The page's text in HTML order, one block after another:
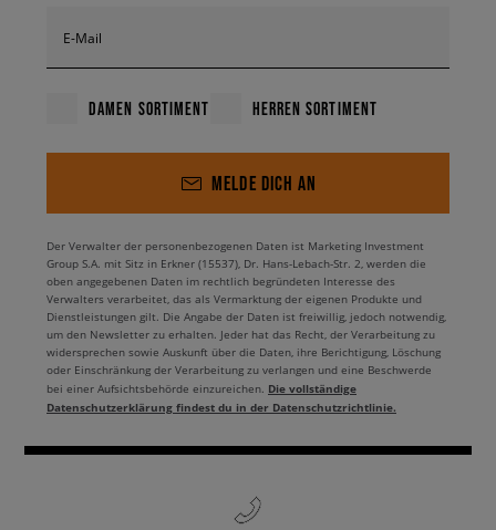
E-Mail
DAMEN SORTIMENT HERREN SORTIMENT
MELDE DICH AN
Der Verwalter der personenbezogenen Daten ist Marketing Investment
Group S.A. mit Sitz in Erkner (15537), Dr. Hans-Lebach-Str. 2, werden die
oben angegebenen Daten im rechtlich begründeten Interesse des
Verwalters verarbeitet, das als Vermarktung der eigenen Produkte und
Dienstleistungen gilt. Die Angabe der Daten ist freiwillig, jedoch notwendig,
um den Newsletter zu erhalten. Jeder hat das Recht, der Verarbeitung zu
widersprechen sowie Auskunft über die Daten, ihre Berichtigung, Löschung
oder Einschränkung der Verarbeitung zu verlangen und eine Beschwerde
bei einer Aufsichtsbehörde einzureichen. Die vollständige
Datenschutzerklärung findest du in der Datenschutzrichtlinie.